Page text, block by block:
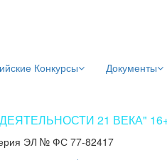
Конкурсы Документы
21 ВЕКА"
ЭЛ № ФС 77-82417